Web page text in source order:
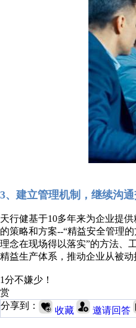
3、建立管理机制，继续沟
天行健基于10多年来为企业提
的策略和方案--“精益安全管理
理念在现场得以落实”的方法、
精益生产体系，推动企业从被
1分不嫌少！
赏
分享到：
收藏 邀请回答